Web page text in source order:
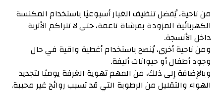
من ناحية، يُفضل تنظيف الغبار أسبوعيًا باستخدام المكنسة
الكهربائية المزودة بفرشاة ناعمة، حتى لا تتراكم الأتربة
داخل الأنسجة.
ومن ناحية أخرى، يُنصح باستخدام أغطية واقية في حال
وجود أطفال أو حيوانات أليفة.
وبالإضافة إلى ذلك، من المهم تهوية الغرفة يوميًا لتجديد
الهواء والتقليل من الرطوبة التي قد تسبب روائح غير محببة.